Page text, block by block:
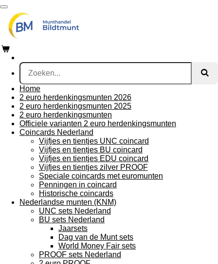
Ga
direct
naar
de
Home
2 euro herdenkingsmunten 2026
2 euro herdenkingsmunten 2025
2 euro herdenkingsmunten
Officiele varianten 2 euro herdenkingsmunten
Coincards Nederland
Vijfjes en tientjes UNC coincard
Vijfjes en tientjes BU coincard
Vijfjes en tientjes EDU coincard
Vijfjes en tientjes zilver PROOF
Speciale coincards met euromunten
Penningen in coincard
Historische coincards
Nederlandse munten (KNM)
UNC sets Nederland
BU sets Nederland
Jaarsets
Dag van de Munt sets
World Money Fair sets
PROOF sets Nederland